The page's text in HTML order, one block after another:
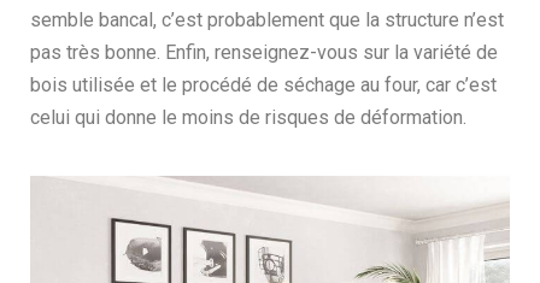
semble bancal, c’est probablement que la structure n’est
pas très bonne. Enfin, renseignez-vous sur la variété de
bois utilisée et le procédé de séchage au four, car c’est
celui qui donne le moins de risques de déformation.